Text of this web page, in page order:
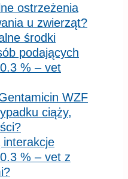
ostrzeżenia
u zwierząt?
środki
podających
% – vet
WZF
ciąży,
interakcje
% – vet z